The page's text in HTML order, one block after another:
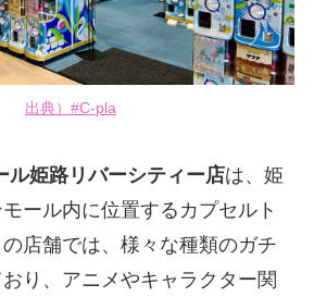
出典）#C-pla
ル姫路リバーシティー店は、姫
ール内に位置するカプセルト
店舗では、様々な種類のガチ
り、アニメやキャラクター関